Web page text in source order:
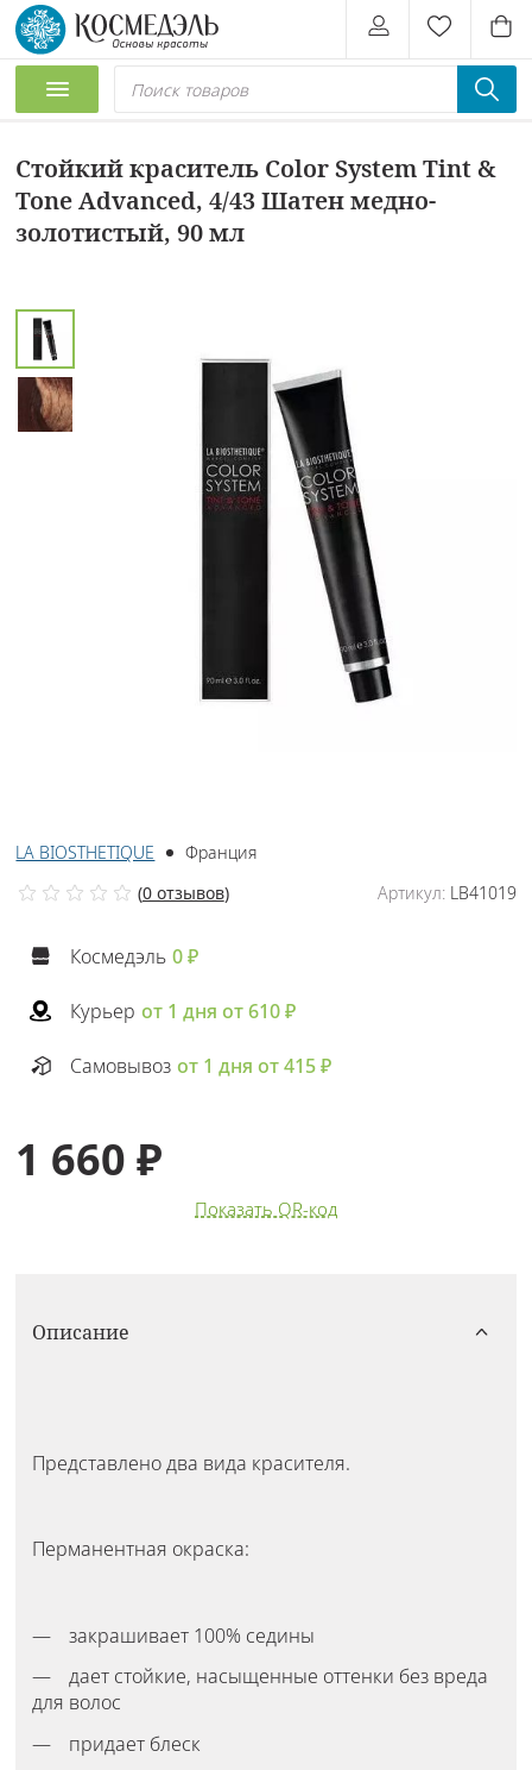
Стойкий краситель Color System Tint &
Tone Advanced, 4/43 Шатен медно-
золотистый, 90 мл
LA BIOSTHETIQUE
Франция
Артикул:LB41019
(0 отзывов)
Космедэль 0 ₽
Курьер от 1 дня от 610 ₽
Самовывоз от 1 дня от 415 ₽
1 660 ₽
Показать QR-код
Описание
Представлено два вида красителя.
Перманентная окраска:
закрашивает 100% седины
дает стойкие, насыщенные оттенки без вреда
для волос
придает блеск